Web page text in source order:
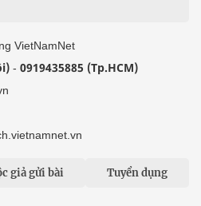
VietNamNet
- 0919435885 (Tp.HCM)
giả gửi bài Tuyển dụng